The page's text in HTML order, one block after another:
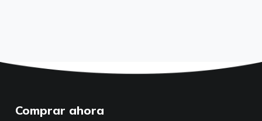
Comprar ahora